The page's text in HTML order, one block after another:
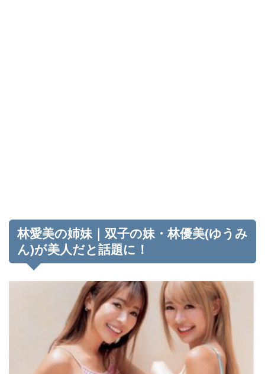
林愛美の姉妹｜双子の妹・林優美(ゆうみ
ん)が美人だと話題に！